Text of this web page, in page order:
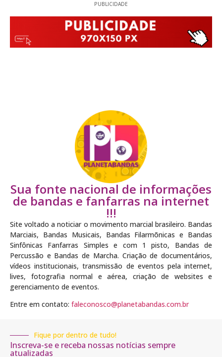
PUBLICIDADE
Sua fonte nacional de informações
de bandas e fanfarras na internet
!!!
Site voltado a noticiar o movimento marcial brasileiro. Bandas
Marciais, Bandas Musicais, Bandas Filarmõnicas e Bandas
Sinfônicas Fanfarras Simples e com 1 pisto, Bandas de
Percussão e Bandas de Marcha. Criação de documentários,
vídeos institucionais, transmissão de eventos pela internet,
lives, fotografia normal e aérea, criação de websites e
gerenciamento de eventos.
Entre em contato: faleconosco@planetabandas.com.br
Fique por dentro de tudo!
Inscreva-se e receba nossas notícias sempre
atualizadas